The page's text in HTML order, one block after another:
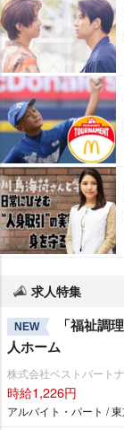
歩あゆんでい
だ。また、杏
友”共演者には
ナ、りょう、
いる。
求人特集
NEW
「福祉調
人ホーム
株式会社ベストパート
時給1,226円
アルバイト・パート /